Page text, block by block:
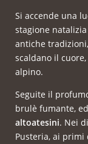
Si accende una
stagione
antiche
scaldano il
alpino.
Seguite il
brulè fumante,
altoatesini. Nei
Pusteria, ai